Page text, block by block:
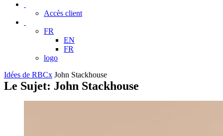
Accès client
FR
EN
FR
logo
Idées de RBCx John Stackhouse
Le Sujet: John Stackhouse